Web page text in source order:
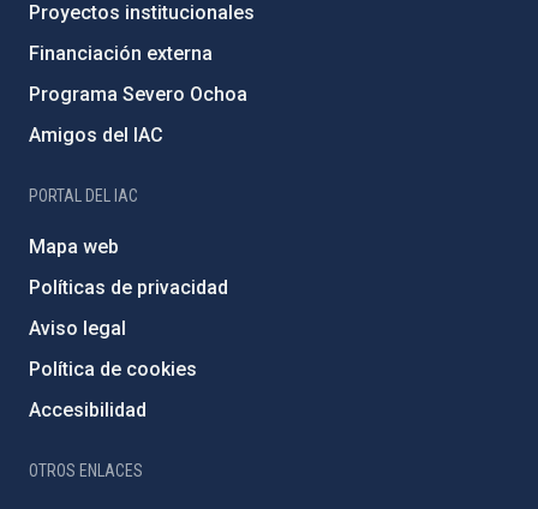
Proyectos institucionales
Financiación externa
Programa Severo Ochoa
Amigos del IAC
PORTAL DEL IAC
Mapa web
Políticas de privacidad
Aviso legal
Política de cookies
Accesibilidad
OTROS ENLACES